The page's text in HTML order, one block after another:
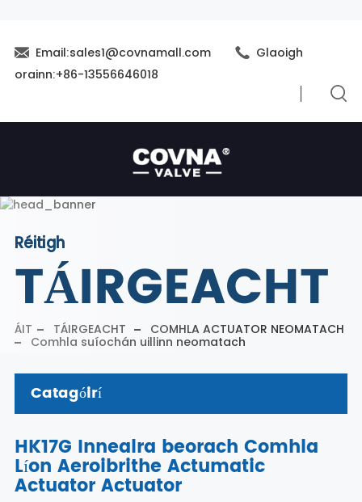
Email:sales1@covnamall.com
Glaoigh
orainn:+86-13556646018
Réitigh
TÁIRGEACHT
ÁIT TÁIRGEACHT
COMHLA ACTUATOR NEOMATACH
Comhla suíochán uillinn neomatach
Catagóirí
HK17G Innealra beorach Comhla
Líon Aeroibrithe Actumatic
Actuator Actuator